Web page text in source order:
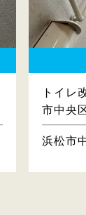
トイレ
市中央
浜松市